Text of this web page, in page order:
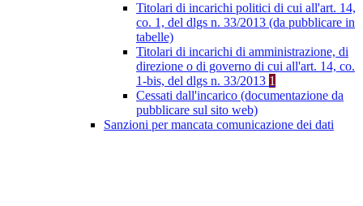
Titolari di incarichi politici di cui all'art. 14,
co. 1, del dlgs n. 33/2013 (da pubblicare in
tabelle)
Titolari di incarichi di amministrazione, di
direzione o di governo di cui all'art. 14, co.
1-bis, del dlgs n. 33/2013 1
Cessati dall'incarico (documentazione da
pubblicare sul sito web)
Sanzioni per mancata comunicazione dei dati